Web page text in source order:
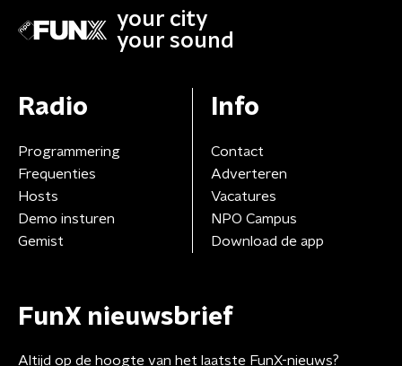
your city
your sound
Radio
Programmering
Frequenties
Hosts
Demo insturen
Gemist
Info
Contact
Adverteren
Vacatures
NPO Campus
Download de app
FunX nieuwsbrief
Altijd op de hoogte van het laatste FunX-nieuws?